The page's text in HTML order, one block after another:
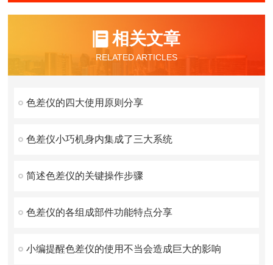
相关文章
RELATED ARTICLES
色差仪的四大使用原则分享
色差仪小巧机身内集成了三大系统
简述色差仪的关键操作步骤
色差仪的各组成部件功能特点分享
小编提醒色差仪的使用不当会造成巨大的影响